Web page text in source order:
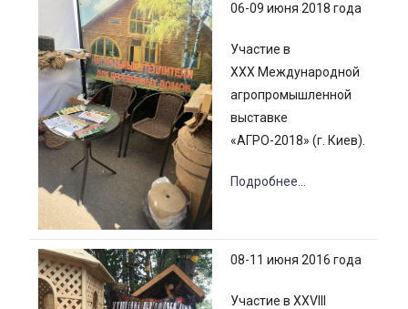
06-09 июня 2018 года
Участие в
XXX Международной
агропромышленной
выставке
«АГРО-2018» (г. Киев).
Подробнее…
08-11 июня 2016 года
Участие в XXVIII